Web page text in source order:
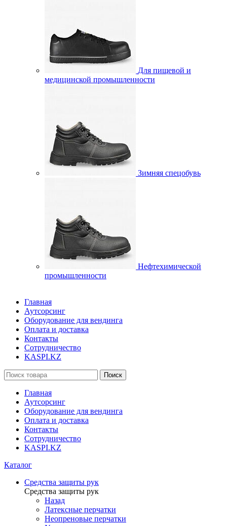
Для пищевой и
медицинской промышленности
Зимняя спецобувь
Нефтехимической
промышленности
Главная
Аутсорсинг
Оборудование для вендинга
Оплата и доставка
Контакты
Сотрудничество
KASPI.KZ
Поиск
Главная
Аутсорсинг
Оборудование для вендинга
Оплата и доставка
Контакты
Сотрудничество
KASPI.KZ
Каталог
Средства защиты рук
Средства защиты рук
Назад
Латексные перчатки
Неопреновые перчатки